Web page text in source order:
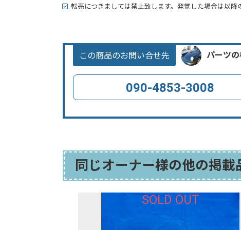
転売につきましては禁止致します。発覚した場合は以降
この商品のお問い合せ先 パーツ
090-4853-3008
同じオーナー様の他の掲載
SOLD OUT